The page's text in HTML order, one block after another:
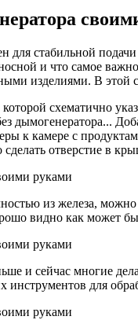
для стабильной
и что самое
изделиями. В этой
схематично
дымогенератора...
к камере с
отверстие в
из железа,
видно как может
и сейчас многие
инструментов для